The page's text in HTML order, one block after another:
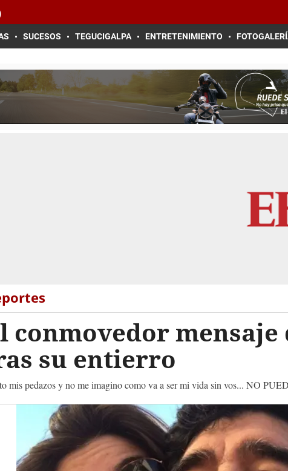
SUCESOS TEGUCIGALPA ENTRETENIMIENTO
conmovedor
su entierro
mis pedazos y no me imagino como va a ser mi vida sin vos... NO